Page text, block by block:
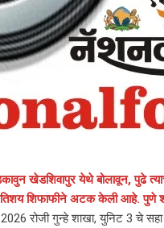
खेडशिवापुर येथे बोलावून, पुढे
शिफाफीने अटक केली आहे. पुणे
रोजी गुन्हे शाखा, युनिट 3 चे